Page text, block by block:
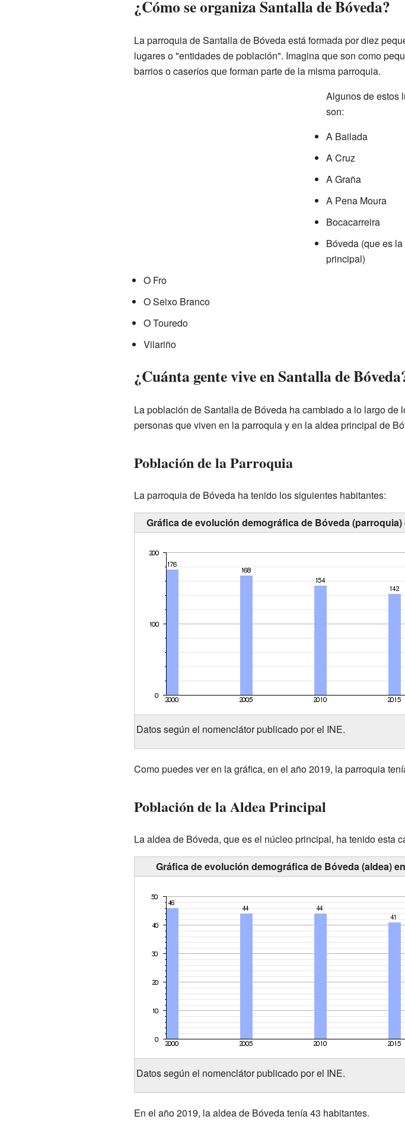
¿Cómo se organiza Santalla de Bóveda?
La parroquia de Santalla de Bóveda está formada por diez
lugares o "entidades de población". Imagina que son como
barrios o caseríos que forman parte de la misma parroquia.
Algunos de estos
son:
A Bailada
A Cruz
A Graña
A Pena Moura
Bocacarreira
Bóveda (que es
principal)
O Fro
O Seixo Branco
O Touredo
Vilariño
¿Cuánta gente vive en Santalla de
La población de Santalla de Bóveda ha cambiado a lo largo
personas que viven en la parroquia y en la aldea principal de
Población de la Parroquia
La parroquia de Bóveda ha tenido los siguientes habitantes:
Gráfica de evolución demográfica de Bóveda (parroquia)
Datos según el nomenclátor publicado por el INE.
Como puedes ver en la gráfica, en el año 2019, la parroquia
Población de la Aldea Principal
La aldea de Bóveda, que es el núcleo principal, ha tenido esta
Gráfica de evolución demográfica de Bóveda (aldea)
Datos según el nomenclátor publicado por el INE.
En el año 2019, la aldea de Bóveda tenía 43 habitantes.